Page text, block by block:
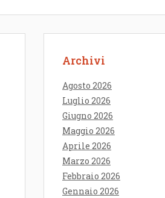
Archivi
Agosto 2026
Luglio 2026
Giugno 2026
Maggio 2026
Aprile 2026
Marzo 2026
Febbraio 2026
Gennaio 2026